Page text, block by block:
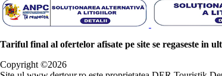
Tariful final al ofertelor afisate pe site se regaseste in
Copyright ©2026